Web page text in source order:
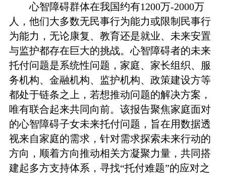
心智障碍群体在我国约有1200万-2000万
人，他们大多数无民事行为能力或限制民事行
为能力，无论康复、教育还是就业、未来安置
与监护都存在巨大的挑战。心智障碍者的未来
托付问题是系统性问题，家庭、家长组织、服
务机构、金融机构、监护机构、政策建设方等
都处于链条之上，若想推动问题的解决方案，
唯有联合起来共同向前。该报告聚焦家庭面对
的心智障碍子女未来托付问题，旨在用数据透
视来自家庭的需求，针对需求探索未来行动的
方向，顺着方向推动相关方凝聚力量，共同搭
建起多方支持体系，寻找“托付难题”的应对之